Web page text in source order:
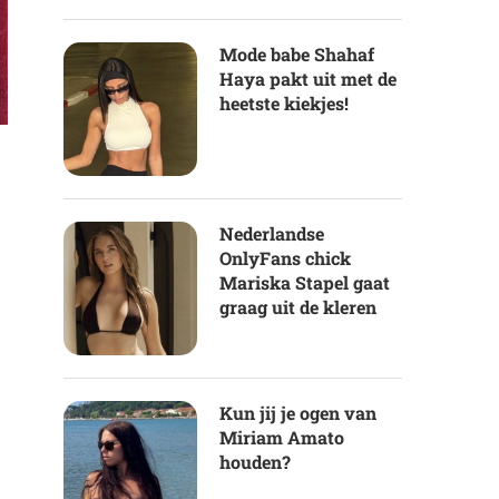
Mode babe Shahaf
Haya pakt uit met de
heetste kiekjes!
Nederlandse
OnlyFans chick
Mariska Stapel gaat
graag uit de kleren
Kun jij je ogen van
Miriam Amato
houden?